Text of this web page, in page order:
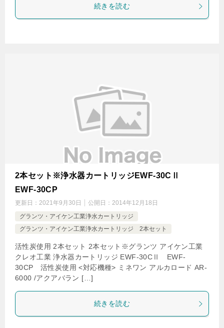
続きを読む
2本セット※浄水器カートリッジEWF-30CⅡ
EWF-30CP
更新日： 2021年9月30日 公開日： 2014年12月18日
グランツ・アイケン工業浄水カートリッジ
グランツ・アイケン工業浄水カートリッジ 2本セット
活性炭使用 2本セット 2本セット※グランツ アイケン工業
クレオ工業 浄水器カートリッジ EWF-30CⅡ EWF-
30CP 活性炭使用 <対応機種> ミネワン アルカロード AR-
6000 /アクアバラン […]
続きを読む